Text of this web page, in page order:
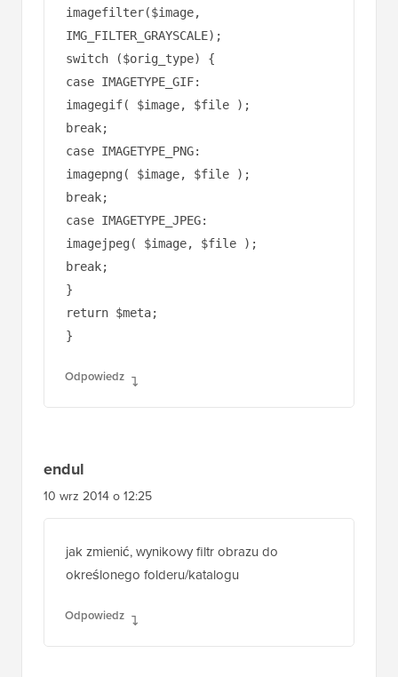
break;
case IMAGETYPE_PNG:
imagepng( $image, $file );
break;
case IMAGETYPE_JPEG:
imagejpeg( $image, $file );
break;
}
return $meta;
}
Odpowiedz
10 wrz 2014 o 12:25
Odpowiedz
17 wrz 2011, 06:42